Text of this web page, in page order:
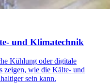
und Klimatechnik
Kühlung oder digitale
zeigen, wie die Kälte- und
sein kann.